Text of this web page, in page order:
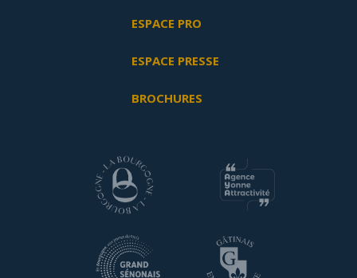
ESPACE PRO
ESPACE PRESSE
BROCHURES